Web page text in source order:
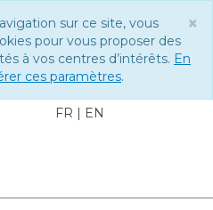
×
sur ce site, vous
pour vous proposer des
à vos centres d’intérêts. En
ces paramètres.
FR | EN